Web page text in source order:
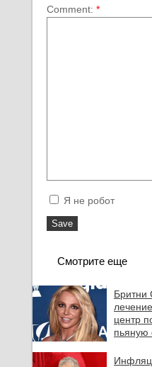
Comment: *
Я не робот
Смотрите еще
Бритни
центр
пьяную